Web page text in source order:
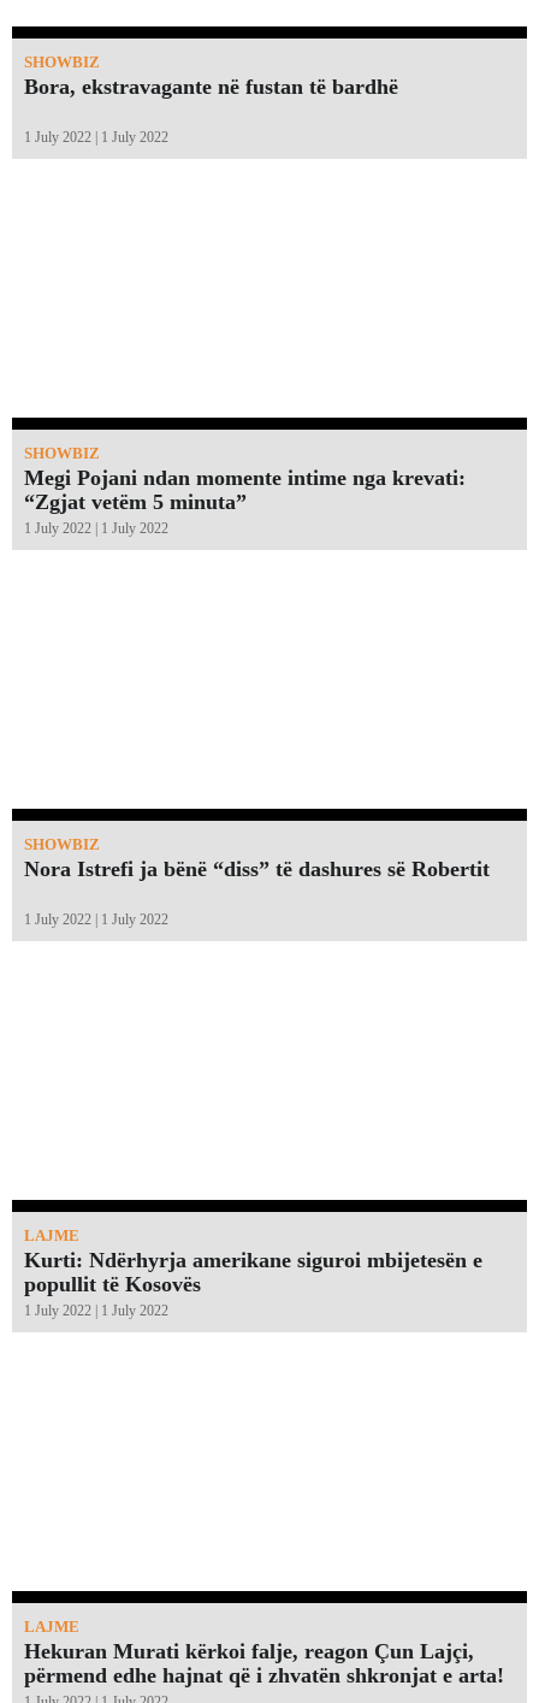
SHOWBIZ
Bora, ekstravagante në fustan të bardhë
1 July 2022 | 1 July 2022
SHOWBIZ
Megi Pojani ndan momente intime nga krevati:
“Zgjat vetëm 5 minuta”￼
1 July 2022 | 1 July 2022
SHOWBIZ
Nora Istrefi ja bënë “diss” të dashures së Robertit
1 July 2022 | 1 July 2022
LAJME
Kurti: Ndërhyrja amerikane siguroi mbijetesën e
popullit të Kosovës
1 July 2022 | 1 July 2022
LAJME
Hekuran Murati kërkoi falje, reagon Çun Lajçi,
përmend edhe hajnat që i zhvatën shkronjat e arta!￼